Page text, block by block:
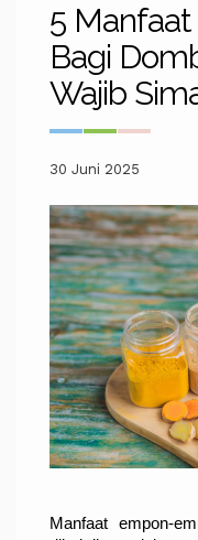
5
Bagi
Wajib
30 Juni 2025
Manfaat empon-